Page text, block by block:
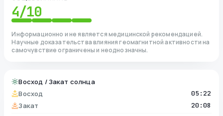
4/10
Информационно и не является медицинской рекомендацией.
Научные доказательства влияния геомагнитной активности на
самочувствие ограничены и неоднозначны.
Восход / Закат солнца
Восход
05:22
Закат 20:08